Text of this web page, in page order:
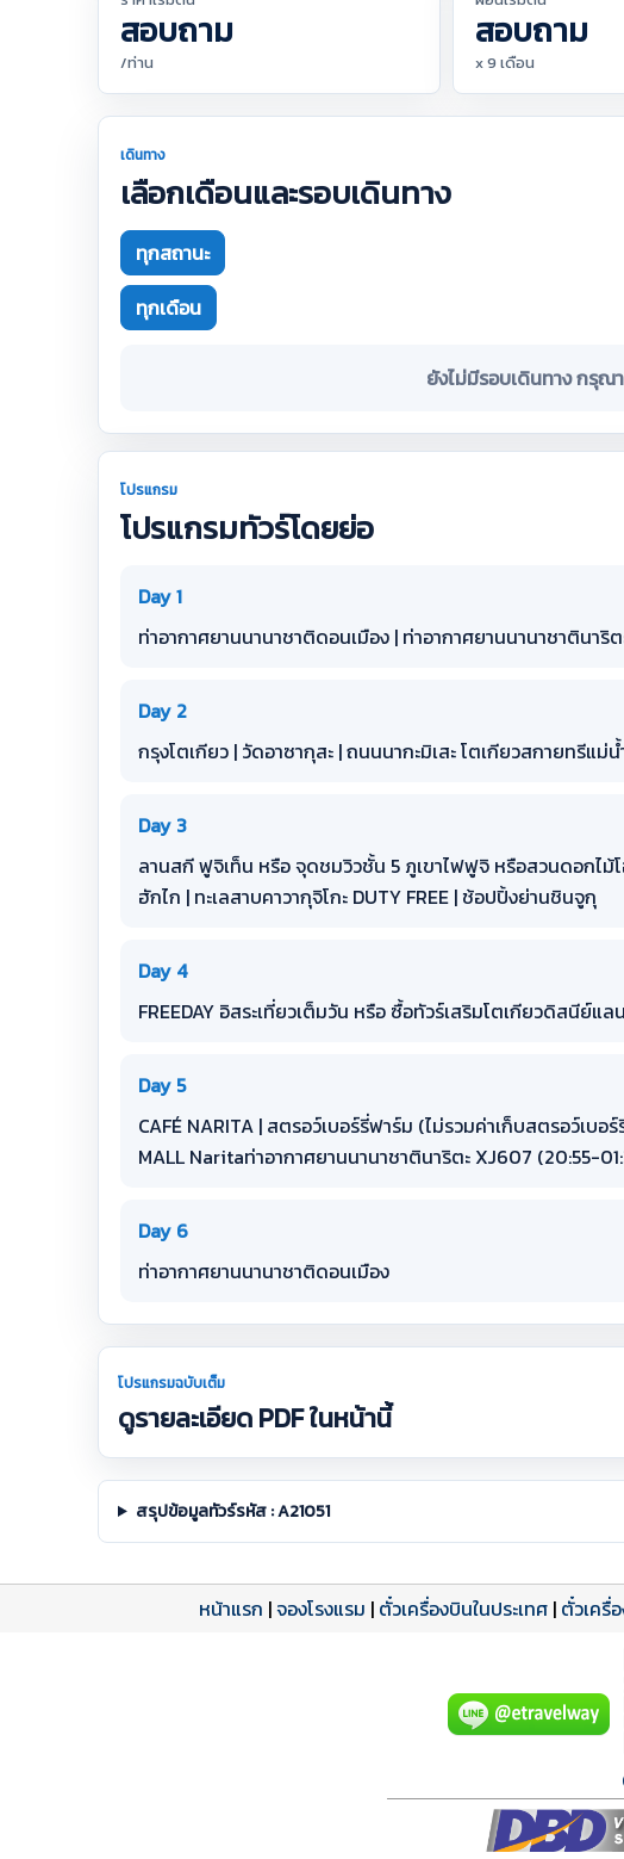
สอบถาม
/ท่าน
สอบถาม
x 9 เดือน
เดินทาง
เลือกเดือนและรอบเดินทาง
ทุกสถานะ
ทุกเดือน
ยังไม่มีรอบเดินทาง กรุณ
โปรแกรม
โปรแกรมทัวร์โดยย่อ
Day 1
ท่าอากาศยานนานาชาติดอนเมือง | ท่าอากาศยานนานาชาตินาริ
Day 2
กรุงโตเกียว | วัดอาซากุสะ | ถนนนากะมิเสะ โตเกียวสกายทรีแม่
Day 3
ลานสกี ฟูจิเท็น หรือ จุดชมวิวชั้น 5 ภูเขาไฟฟูจิ หรือสวนดอกไ
ฮักไก | ทะเลสาบคาวากุจิโกะ DUTY FREE | ช้อปปิ้งย่านชินจูกุ
Day 4
FREEDAY อิสระเที่ยวเต็มวัน หรือ ซื้อทัวร์เสริมโตเกียวดิสนีย์
Day 5
CAFÉ NARITA | สตรอว์เบอร์รี่ฟาร์ม (ไม่รวมค่าเก็บสตรอว์เบอ
MALL Naritaท่าอากาศยานนานาชาตินาริตะ XJ607 (20:55-
Day 6
ท่าอากาศยานนานาชาติดอนเมือง
โปรแกรมฉบับเต็ม
ดูรายละเอียด PDF ในหน้านี้
สรุปข้อมูลทัวร์รหัส : A21051
หน้าแรก |จองโรงแรม | ตั๋วเครื่องบินในประเทศ | ตั๋วเครื่